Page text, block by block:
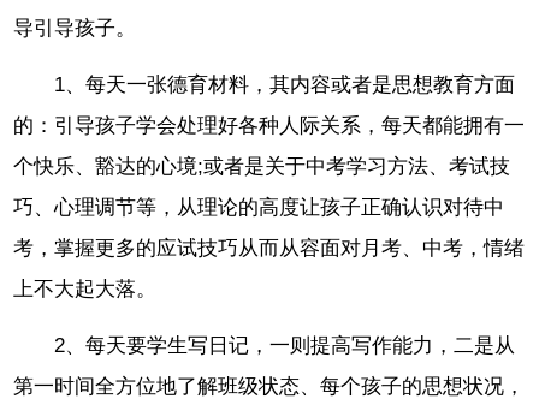
导引导孩子。
1、每天一张德育材料，其内容或者是思想教育方面
的：引导孩子学会处理好各种人际关系，每天都能拥有一
个快乐、豁达的心境;或者是关于中考学习方法、考试技
巧、心理调节等，从理论的高度让孩子正确认识对待中
考，掌握更多的应试技巧从而从容面对月考、中考，情绪
上不大起大落。
2、每天要学生写日记，一则提高写作能力，二是从
第一时间全方位地了解班级状态、每个孩子的思想状况，